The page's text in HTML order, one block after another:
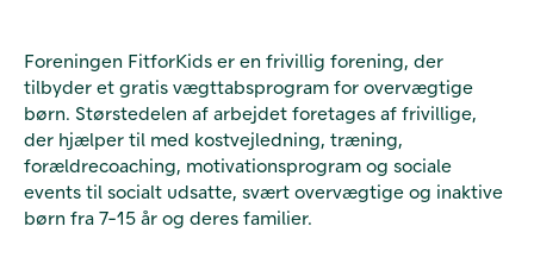
Foreningen FitforKids er en frivillig forening, der
tilbyder et gratis vægttabsprogram for overvægtige
børn. Størstedelen af arbejdet foretages af frivillige,
der hjælper til med kostvejledning, træning,
forældrecoaching, motivationsprogram og sociale
events til socialt udsatte, svært overvægtige og inaktive
børn fra 7-15 år og deres familier.